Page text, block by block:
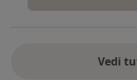
Vedi